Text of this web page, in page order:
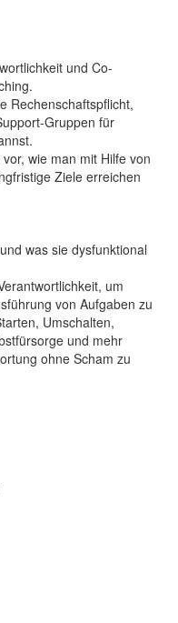
und Co-
Rechenschaftspflicht,
Gruppen für
wie man mit Hilfe von
Ziele erreichen
was sie dysfunktional
um
von Aufgaben zu
Umschalten,
und mehr
ohne Scham zu